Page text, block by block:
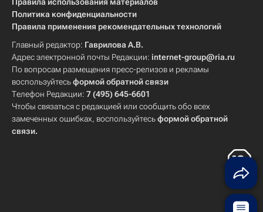
Политика конфиденциальности
Правила применения рекомендательных технологий
Главный редактор: Гаврилова А.В.
Адрес электронной почты Редакции: internet-group@ria.ru
По вопросам размещения пресс-релизов и рекламы
воспользуйтесьформой обратной связи
Телефон Редакции: 7 (495) 645-6601
Чтобы связаться с редакцией или сообщить обо всех
замеченных ошибках, воспользуйтесьформой обратной
связи.